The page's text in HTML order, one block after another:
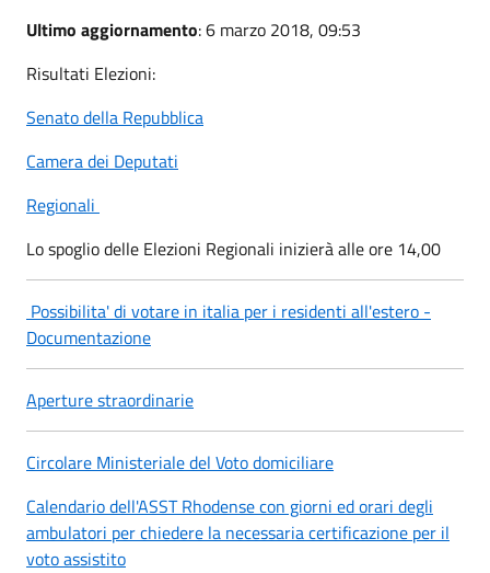
Ultimo aggiornamento: 6 marzo 2018, 09:53
Risultati Elezioni:
Senato della Repubblica
Camera dei Deputati
Regionali
Lo spoglio delle Elezioni Regionali inizierà alle ore 14,00
Possibilita' di votare in italia per i residenti all'estero -
Documentazione
Aperture straordinarie
Circolare Ministeriale del Voto domiciliare
Calendario dell'ASST Rhodense con giorni ed orari degli
ambulatori per chiedere la necessaria certificazione per il
voto assistito